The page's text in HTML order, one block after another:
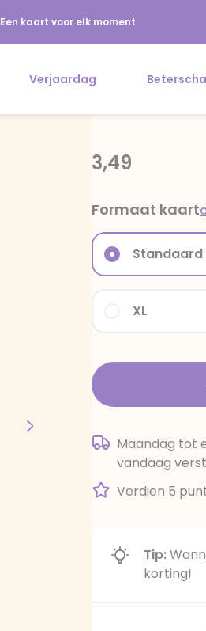
Een kaart voor elk moment
Verjaardag
3,49
Formaat kaart
XL
Standaard
Maandag tot
vandaag
Verdien 5
Tip:
korting!